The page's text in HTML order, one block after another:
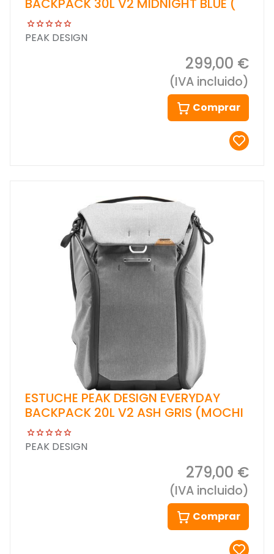
BACKPACK 30L V2 MIDNIGHT BLUE (
PEAK DESIGN
299,00 €
(IVA incluido)
Comprar
ESTUCHE PEAK DESIGN EVERYDAY
BACKPACK 20L V2 ASH GRIS (MOCHI
PEAK DESIGN
279,00 €
(IVA incluido)
Comprar